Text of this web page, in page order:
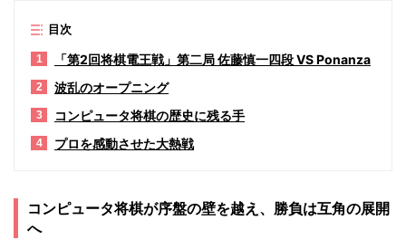
目次
1 「第2回将棋電王戦」第二局 佐藤慎一四段 VS Ponanza
2 波乱のオープニング
3 コンピュータ将棋の歴史に残る手
4 プロを感動させた大熱戦
コンピュータ将棋が序盤の壁を越え、勝負は互角の展開
へ